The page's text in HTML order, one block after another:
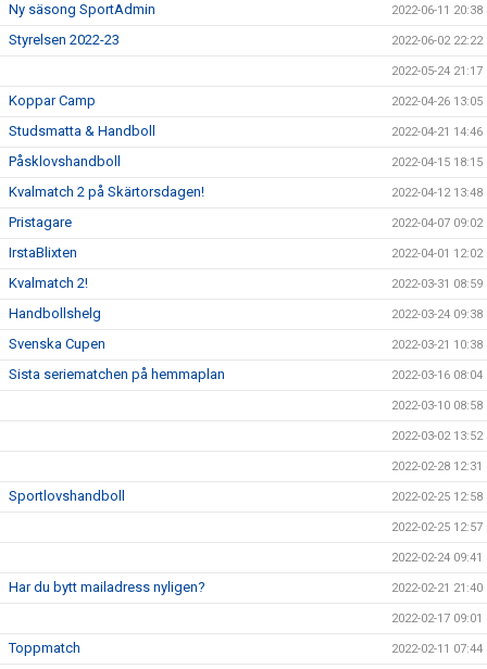
Ny säsong SportAdmin 2022-06-11 20:38
Styrelsen 2022-23 2022-06-02 22:22
2022-05-24 21:17
Koppar Camp 2022-04-26 13:05
Studsmatta & Handboll 2022-04-21 14:46
Påsklovshandboll 2022-04-15 18:15
Kvalmatch 2 på Skärtorsdagen! 2022-04-12 13:48
Pristagare 2022-04-07 09:02
IrstaBlixten 2022-04-01 12:02
Kvalmatch 2! 2022-03-31 08:59
Handbollshelg 2022-03-24 09:38
Svenska Cupen 2022-03-21 10:38
Sista seriematchen på hemmaplan 2022-03-16 08:04
2022-03-10 08:58
2022-03-02 13:52
2022-02-28 12:31
Sportlovshandboll 2022-02-25 12:58
2022-02-25 12:57
2022-02-24 09:41
Har du bytt mailadress nyligen? 2022-02-21 21:40
2022-02-17 09:01
Toppmatch 2022-02-11 07:44